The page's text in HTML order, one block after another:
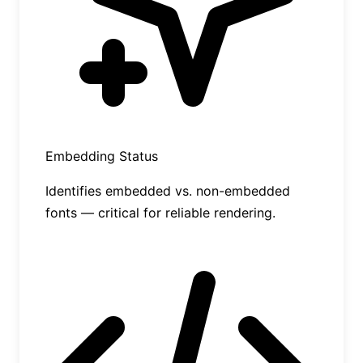
Embedding Status
Identifies embedded vs. non-embedded
fonts — critical for reliable rendering.